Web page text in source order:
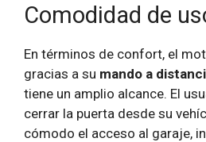
Comodidad de
En términos de confort, el
gracias a su mando a
tiene un amplio alcance. El
cerrar la puerta desde su
cómodo el acceso al garaje,